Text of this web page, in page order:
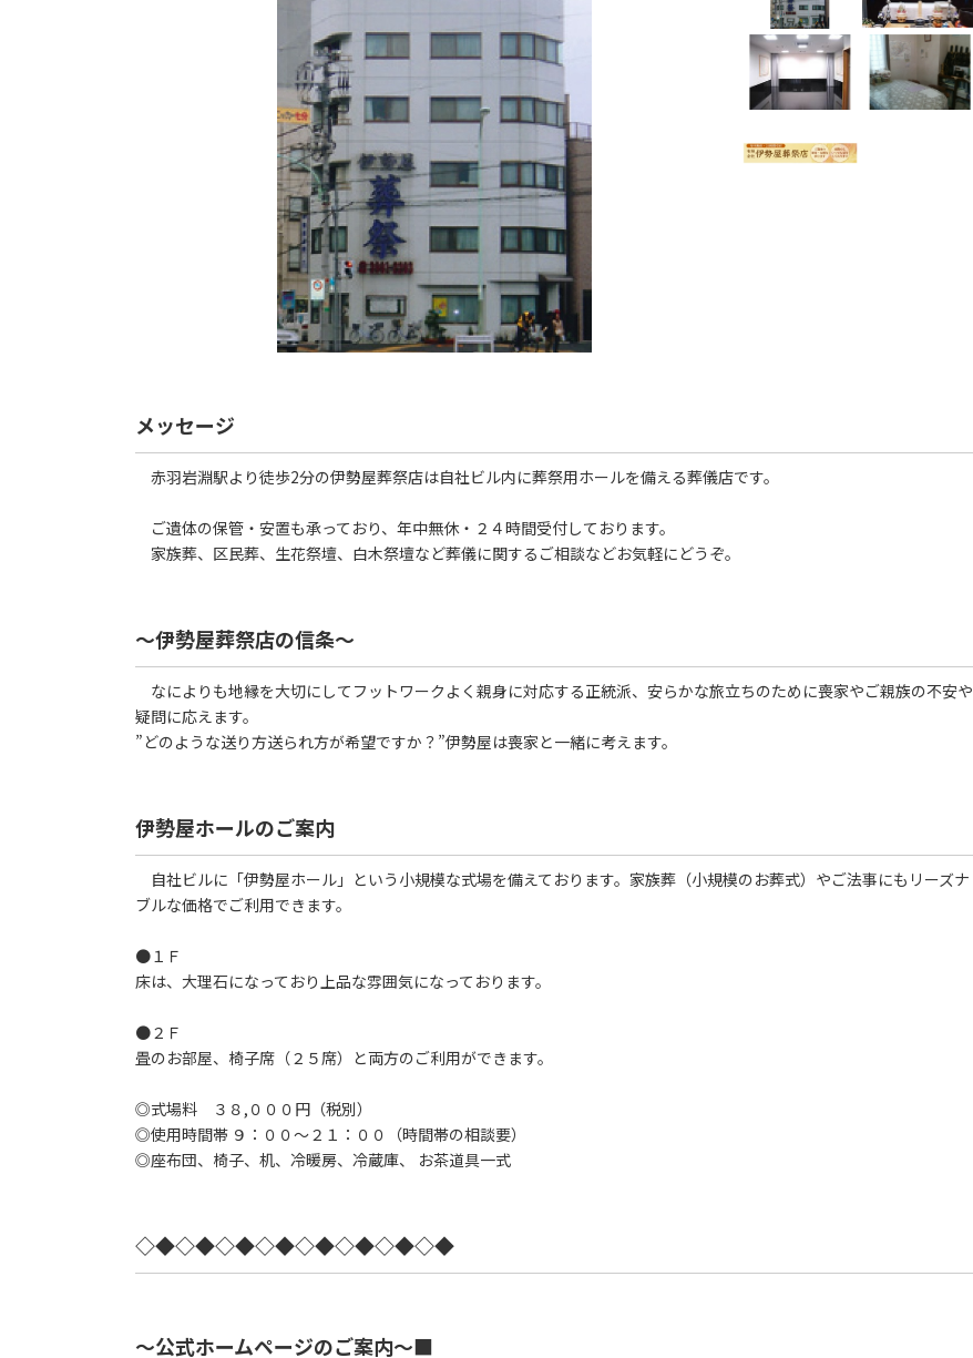
メッセージ
赤羽岩淵駅より徒歩2分の伊勢屋葬祭店は自社ビル内に葬祭用ホールを備える葬儀店です。
ご遺体の保管・安置も承っており、年中無休・２４時間受付しております。
家族葬、区民葬、生花祭壇、白木祭壇など葬儀に関するご相談などお気軽にどうぞ。
～伊勢屋葬祭店の信条～
なによりも地縁を大切にしてフットワークよく親身に対応する正統派、安らかな旅立ちのために喪家やご親族の不安や
疑問に応えます。
”どのような送り方送られ方が希望ですか？”伊勢屋は喪家と一緒に考えます。
伊勢屋ホールのご案内
自社ビルに「伊勢屋ホール」という小規模な式場を備えております。家族葬（小規模のお葬式）やご法事にもリーズナ
ブルな価格でご利用できます。
●１Ｆ
床は、大理石になっており上品な雰囲気になっております。
●２Ｆ
畳のお部屋、椅子席（２５席）と両方のご利用ができます。
◎式場料 ３８,０００円（税別）
◎使用時間帯 ９：００～２１：００（時間帯の相談要）
◎座布団、椅子、机、冷暖房、冷蔵庫、 お茶道具一式
◇◆◇◆◇◆◇◆◇◆◇◆◇◆◇◆
～公式ホームページのご案内～■